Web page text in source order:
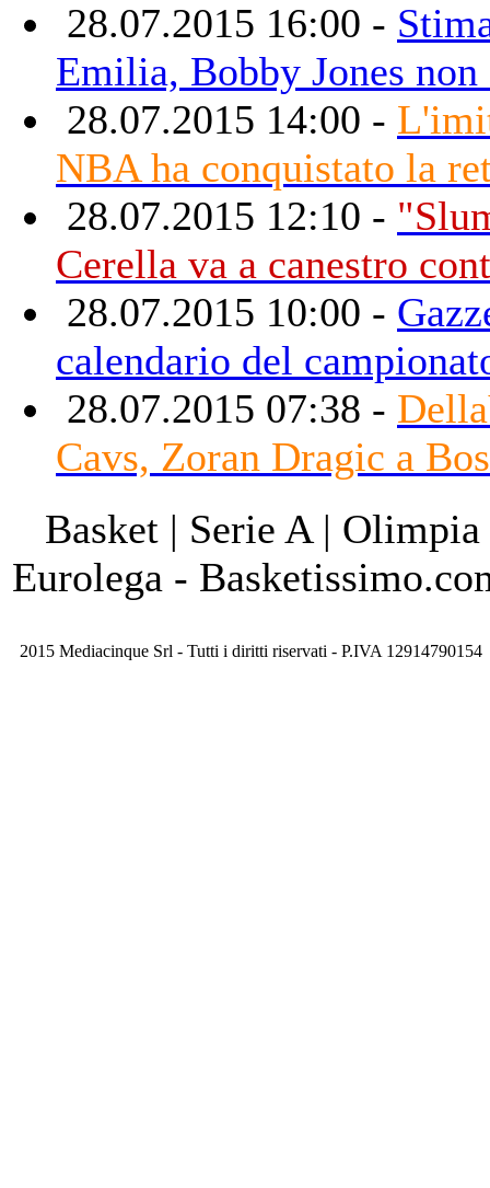
28.07.2015 16:00 -
Emilia, Bobby Jones
28.07.2015 14:00 -
NBA ha conquistato la
28.07.2015 12:10 -
Cerella va a canestro
28.07.2015 10:00 -
calendario del
28.07.2015 07:38 -
Cavs, Zoran Dragic a
Basket | Serie A |
Eurolega -
2015 Mediacinque Srl - Tutti i diritti riservati - P.IVA 12914790154